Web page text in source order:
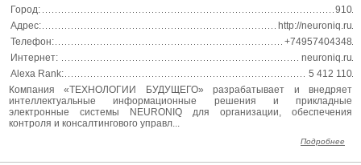
Город:
910
Адрес:
http://neuroniq.ru
Телефон:
+74957404348
Интернет:
neuroniq.ru
Alexa Rank:
5 412 110
Компания «ТЕХНОЛОГИИ БУДУЩЕГО» разрабатывает и внедряет
интеллектуальные информационные решения и прикладные
электронные системы NEURONIQ для организации, обеспечения
контроля и консалтингового управл...
Подробнее